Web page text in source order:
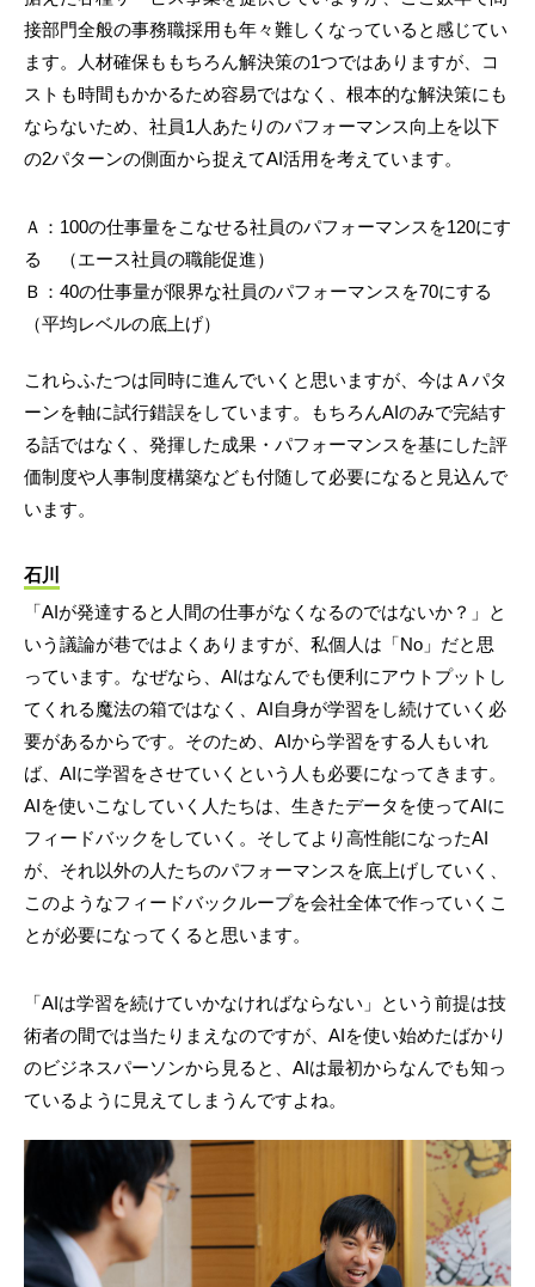
接部門全般の事務職採用も年々難しくなっていると感じてい
ます。人材確保ももちろん解決策の1つではありますが、コ
ストも時間もかかるため容易ではなく、根本的な解決策にも
ならないため、社員1人あたりのパフォーマンス向上を以下
の2パターンの側面から捉えてAI活用を考えています。
Ａ：100の仕事量をこなせる社員のパフォーマンスを120にす
る （エース社員の職能促進）
Ｂ：40の仕事量が限界な社員のパフォーマンスを70にする
（平均レベルの底上げ）
これらふたつは同時に進んでいくと思いますが、今はＡパタ
ーンを軸に試行錯誤をしています。もちろんAIのみで完結す
る話ではなく、発揮した成果・パフォーマンスを基にした評
価制度や人事制度構築なども付随して必要になると見込んで
います。
石川
「AIが発達すると人間の仕事がなくなるのではないか？」と
いう議論が巷ではよくありますが、私個人は「No」だと思
っています。なぜなら、AIはなんでも便利にアウトプットし
てくれる魔法の箱ではなく、AI自身が学習をし続けていく必
要があるからです。そのため、AIから学習をする人もいれ
ば、AIに学習をさせていくという人も必要になってきます。
AIを使いこなしていく人たちは、生きたデータを使ってAIに
フィードバックをしていく。そしてより高性能になったAI
が、それ以外の人たちのパフォーマンスを底上げしていく、
このようなフィードバックループを会社全体で作っていくこ
とが必要になってくると思います。
「AIは学習を続けていかなければならない」という前提は技
術者の間では当たりまえなのですが、AIを使い始めたばかり
のビジネスパーソンから見ると、AIは最初からなんでも知っ
ているように見えてしまうんですよね。